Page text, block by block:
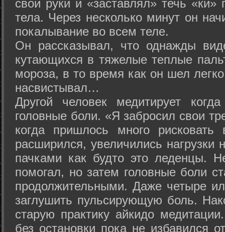
свои руки и «заставлял» течь «ки»
тела. Через несколько минут он
покалывание во всем теле.
Он рассказывал, что однажды
кутающихся в тяжелые теплые
мороза, в то время как он шел
насвистывал…
Другой человек медитирует
головные боли. «Я забросил свои
когда пришлось много
расширился, увеличились нагрузки
пачками как будто это леденцы.
помогал, но затем головные боли
продолжительными. Даже четыре
заглушить пульсирующую боль.
старую практику айкидо
без остановки пока не избавился